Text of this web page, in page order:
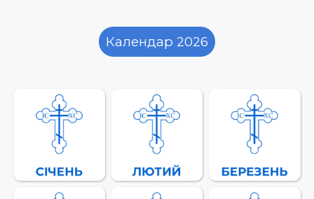
Календар 2026